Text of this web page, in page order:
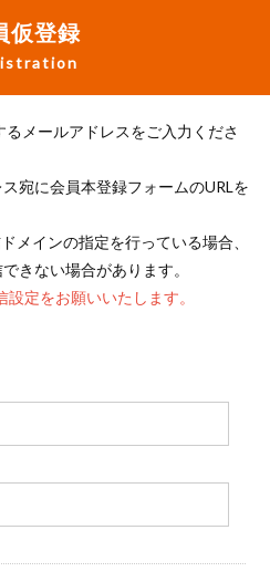
仮登録
メールアドレスをご入力くださ
宛に会員本登録フォームのURLを
メインの指定を行っている場合、
きない場合があります。
定をお願いいたします。